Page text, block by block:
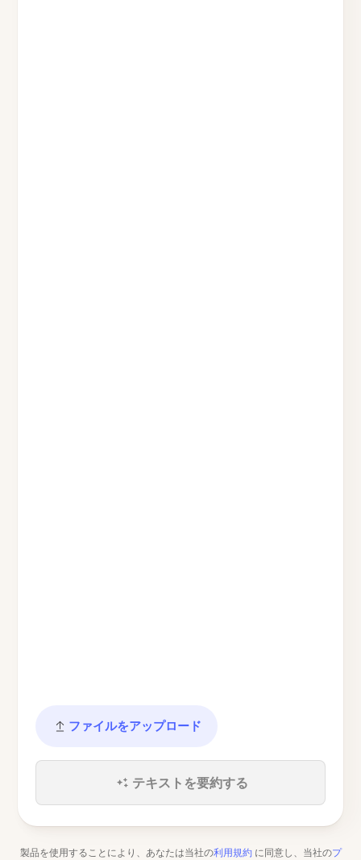
ファイルをアップロード
テキストを要約する
製品を使用することにより、あなたは当社の利用規約 に同意し、当社のプ